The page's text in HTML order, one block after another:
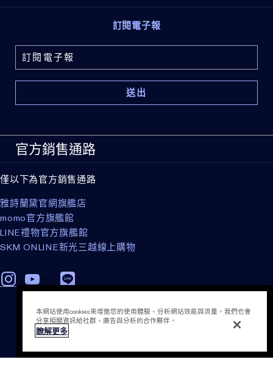
加入購物袋
「20兆微米抗氧鎖色技術」
貼近真實膚色，長效持色不暗沉
智能油水控妝
「智能油水穩肌系統」
控油高保濕，全膚質適用
產品功效
全新立體霧透光。控油防水，36小時持妝。遮瑕度可自由
堆疊，輕盈透氣服貼。
中度至高度遮瑕力，可自由疊擦。
妝感
立體、生動、自然霧透光妝感。
質地
配方特色
• 不含油脂
• 通過皮膚科醫師測試
訂閱電子報
官方銷售通路
僅以下為官方銷售通路
雅詩蘭黛官網旗艦店
momo官方旗艦館
LINE禮物官方旗艦館
SKM ONLINE新光三越線上購物
本網站使用cookies來增進您的使用體驗、分析網站效能與流量，我們也會
分享相關資訊給社群、廣告與分析的合作夥伴。
瞭解更多